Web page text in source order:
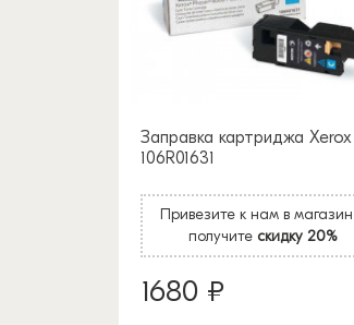
Заправка картриджа Xerox
106R01631
Привезите к нам в
получите скидку 20%
1680 ₽